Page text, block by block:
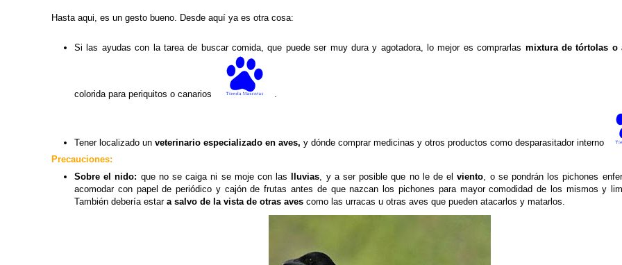
Hasta aqui, es un gesto bueno. Desde aquí ya es otra cosa:
Si las ayudas con la tarea de buscar comida, que puede ser muy dura y agotadora, lo mejor es comprarlas mixtura de tórtolas o
colorida para periquitos o canarios
Tener localizado un veterinario especializado en aves, y dónde comprar medicinas y otros productos como desparasitador interno
Precauciones:
Sobre el nido: que no se caiga ni se moje con las lluvias, y a ser posible que no le de el viento, o se pondrán los pichones
acomodar con papel de periódico y cajón de frutas antes de que nazcan los pichones para mayor comodidad de los mismos y
También debería estar a salvo de la vista de otras aves como las urracas u otras aves que pueden atacarlos y matarlos.